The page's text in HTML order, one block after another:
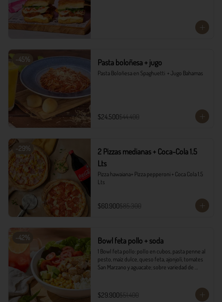
-45% Pasta boloñesa + jugo
Pasta Boloñesa en Spaghuetti  + Jugo Bahamas
$24.500$44.400
-29%
2 Pizzas medianas + Coca-Cola 1.5
Lts
Pizza hawaiana+ Pizza pepperoni + Coca Cola 1.5
Lts
$60.900$85.300
-42% Bowl feta pollo + soda
1 Bowl feta pollo: pollo en cubos, pasta penne al
pesto, maíz dulce, queso feta, ajonjolí, tomates
San Marzano y aguacate; sobre variedad de
$29.900$51.400